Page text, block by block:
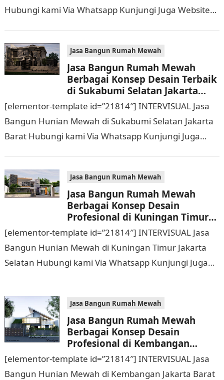
Hubungi kami Via Whatsapp Kunjungi Juga Website
Jasa Bangun Rumah Mewah
Jasa Bangun Rumah Mewah
Berbagai Konsep Desain Terbaik
di Sukabumi Selatan Jakarta
Barat Hubungi 0811 9933 588
[elementor-template id=”21814″] INTERVISUAL Jasa
Bangun Hunian Mewah di Sukabumi Selatan Jakarta
Barat Hubungi kami Via Whatsapp Kunjungi Juga
Jasa Bangun Rumah Mewah
Jasa Bangun Rumah Mewah
Berbagai Konsep Desain
Profesional di Kuningan Timur
Jakarta Selatan Hubungi 0811
9933 588
[elementor-template id=”21814″] INTERVISUAL Jasa
Bangun Hunian Mewah di Kuningan Timur Jakarta
Selatan Hubungi kami Via Whatsapp Kunjungi Juga
Jasa Bangun Rumah Mewah
Jasa Bangun Rumah Mewah
Berbagai Konsep Desain
Profesional di Kembangan
Jakarta Barat Hubungi 0811
9933 588
[elementor-template id=”21814″] INTERVISUAL Jasa
Bangun Hunian Mewah di Kembangan Jakarta Barat